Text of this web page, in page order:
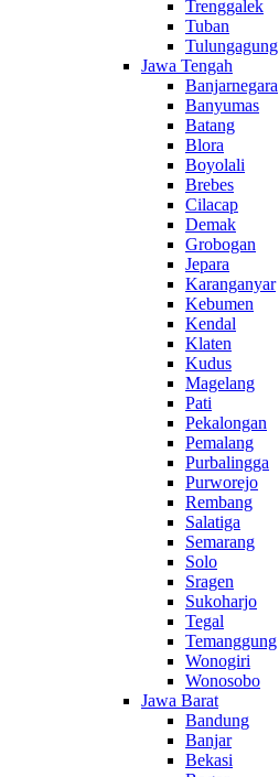
Trenggalek
Tuban
Tulungagung
Jawa Tengah
Banjarnegara
Banyumas
Batang
Blora
Boyolali
Brebes
Cilacap
Demak
Grobogan
Jepara
Karanganyar
Kebumen
Kendal
Klaten
Kudus
Magelang
Pati
Pekalongan
Pemalang
Purbalingga
Purworejo
Rembang
Salatiga
Semarang
Solo
Sragen
Sukoharjo
Tegal
Temanggung
Wonogiri
Wonosobo
Jawa Barat
Bandung
Banjar
Bekasi